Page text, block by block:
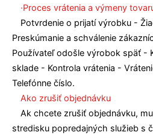
·Proces vrátenia a výmeny
Potvrdenie o prijatí výrobku -
Preskúmanie a schválenie
Používateľ odošle výrobok späť -
sklade - Kontrola vrátenia -
Telefónne číslo.
Ako zrušiť objednávku
Ak chcete zrušiť objednávku,
stredisku popredajných služieb s